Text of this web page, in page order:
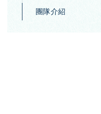
團隊介紹